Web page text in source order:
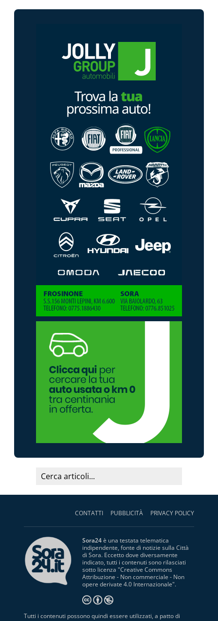
CONTATTI PUBBLICITÀ PRIVACY POLICY
Sora24è una testata telematica
indipendente, fonte di notizie sulla Città
di Sora. Eccetto dove diversamente
indicato, tutti i contenuti sono rilasciati
sotto licenza "Creative Commons
Attribuzione - Non commerciale - Non
opere derivate 4.0 Internazionale".
Tutti i contenuti possono quindi essere utilizzati, a patto di